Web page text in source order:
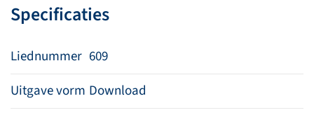
Specificaties
Liednummer 609
Uitgave vorm Download